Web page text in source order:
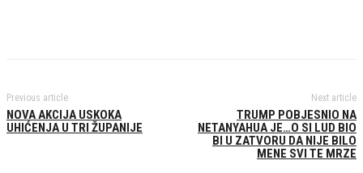
Previous article
NOVA AKCIJA USKOKA
UHIĆENJA U TRI ŽUPANIJE
Next article
TRUMP POBJESNIO NA
NETANYAHUA JE…O SI LUD BIO
BI U ZATVORU DA NIJE BILO
MENE SVI TE MRZE